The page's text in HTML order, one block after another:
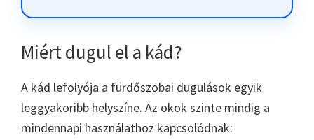
Miért dugul el a kád?
A kád lefolyója a fürdőszobai dugulások egyik
leggyakoribb helyszíne. Az okok szinte mindig a
mindennapi használathoz kapcsolódnak: